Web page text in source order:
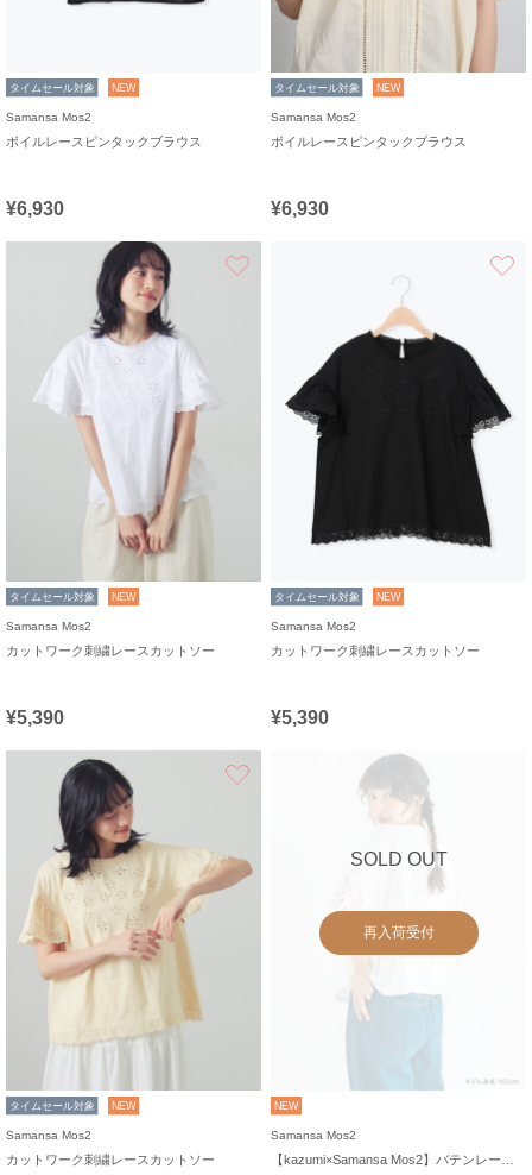
タイムセール対象 NEW
Samansa Mos2
ボイルレースピンタックブラウス
¥6,930
タイムセール対象 NEW
Samansa Mos2
ボイルレースピンタックブラウス
¥6,930
タイムセール対象 NEW
Samansa Mos2
カットワーク刺繍レースカットソー
¥5,390
タイムセール対象 NEW
Samansa Mos2
カットワーク刺繍レースカットソー
¥5,390
タイムセール対象 NEW
Samansa Mos2
カットワーク刺繍レースカットソー
SOLD OUT
再入荷受付
NEW
Samansa Mos2